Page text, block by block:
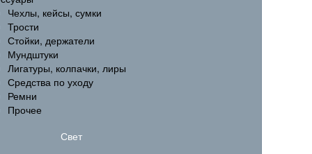
Чехлы, кейсы, сумки
Трости
Стойки, держатели
Мундштуки
Лигатуры, колпачки, лиры
Средства по уходу
Ремни
Прочее
Свет